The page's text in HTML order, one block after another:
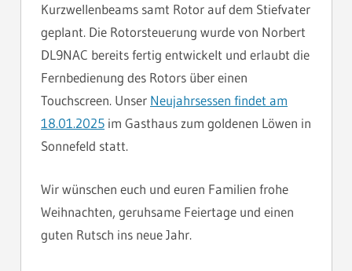
Kurzwellenbeams samt Rotor auf dem Stiefvater
geplant. Die Rotorsteuerung wurde von Norbert
DL9NAC bereits fertig entwickelt und erlaubt die
Fernbedienung des Rotors über einen
Touchscreen. Unser Neujahrsessen findet am
18.01.2025 im Gasthaus zum goldenen Löwen in
Sonnefeld statt.
Wir wünschen euch und euren Familien frohe
Weihnachten, geruhsame Feiertage und einen
guten Rutsch ins neue Jahr.